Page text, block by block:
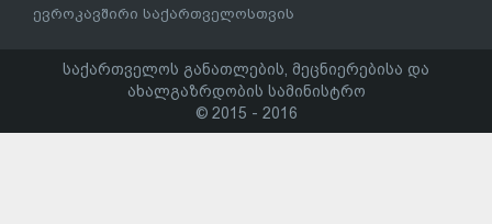
ევროკავშირი საქართველოსთვის
საქართველოს განათლების, მეცნიერებისა და
ახალგაზრდობის სამინისტრო
© 2015 - 2016